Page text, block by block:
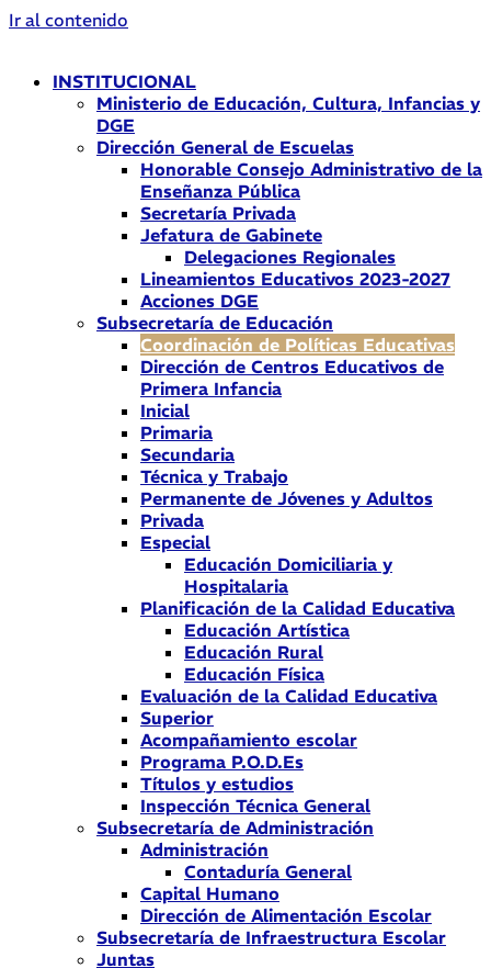
Ir al contenido
INSTITUCIONAL
Ministerio de Educación, Cultura, Infancias y
DGE
Dirección General de Escuelas
Honorable Consejo Administrativo de la
Enseñanza Pública
Secretaría Privada
Jefatura de Gabinete
Delegaciones Regionales
Lineamientos Educativos 2023-2027
Acciones DGE
Subsecretaría de Educación
Coordinación de Políticas Educativas
Dirección de Centros Educativos de
Primera Infancia
Inicial
Primaria
Secundaria
Técnica y Trabajo
Permanente de Jóvenes y Adultos
Privada
Especial
Educación Domiciliaria y
Hospitalaria
Planificación de la Calidad Educativa
Educación Artística
Educación Rural
Educación Física
Evaluación de la Calidad Educativa
Superior
Acompañamiento escolar
Programa P.O.D.Es
Títulos y estudios
Inspección Técnica General
Subsecretaría de Administración
Administración
Contaduría General
Capital Humano
Dirección de Alimentación Escolar
Subsecretaría de Infraestructura Escolar
Juntas